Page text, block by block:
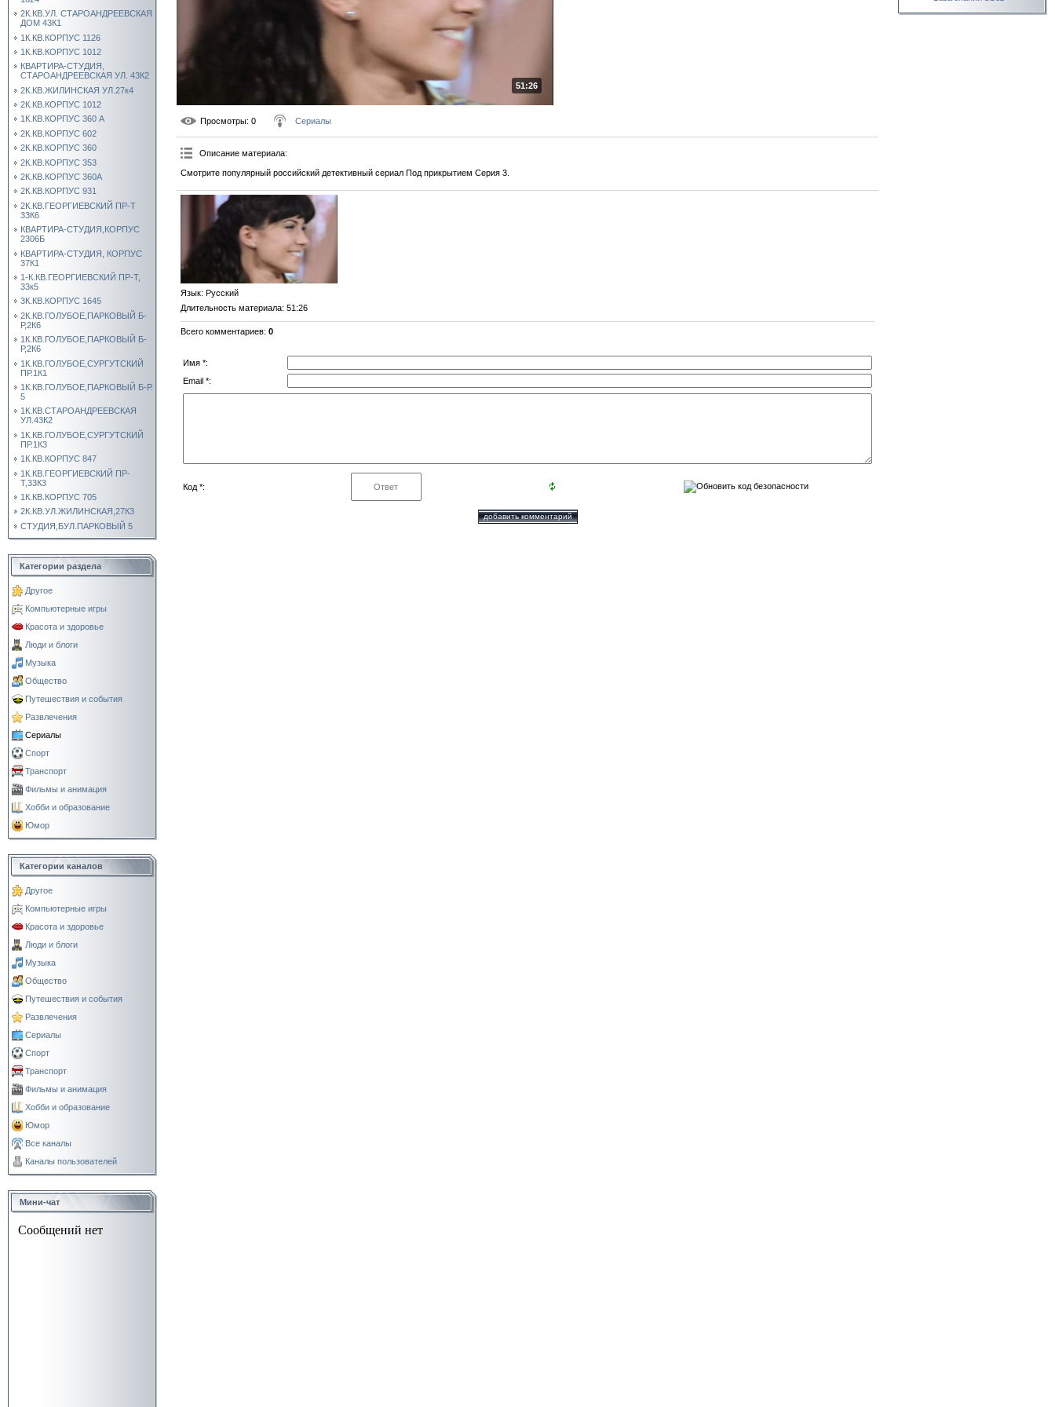
2К.КВ.УЛ. СТАРОАНДРЕЕВСКАЯ
ДОМ 43К1
1К.КВ.КОРПУС 1126
1К.КВ.КОРПУС 1012
КВАРТИРА-СТУДИЯ,
СТАРОАНДРЕЕВСКАЯ УЛ. 43К2
2К.КВ.ЖИЛИНСКАЯ УЛ.27к4
2К.КВ.КОРПУС 1012
1К.КВ.КОРПУС 360 А
2К.КВ.КОРПУС 602
2К.КВ.КОРПУС 360
2К.КВ.КОРПУС 353
2К.КВ.КОРПУС 360А
2К.КВ.КОРПУС 931
2К.КВ.ГЕОРГИЕВСКИЙ ПР-Т
33К6
КВАРТИРА-СТУДИЯ,КОРПУС
2306Б
КВАРТИРА-СТУДИЯ, КОРПУС
37К1
1-К.КВ.ГЕОРГИЕВСКИЙ ПР-Т,
33к5
3К.КВ.КОРПУС 1645
2К.КВ.ГОЛУБОЕ,ПАРКОВЫЙ Б-
Р,2К6
1К.КВ.ГОЛУБОЕ,ПАРКОВЫЙ Б-
Р,2К6
1К.КВ.ГОЛУБОЕ,СУРГУТСКИЙ
ПР.1К1
1К.КВ.ГОЛУБОЕ,ПАРКОВЫЙ Б-Р.
5
1К.КВ.СТАРОАНДРЕЕВСКАЯ
УЛ.43К2
1К.КВ.ГОЛУБОЕ,СУРГУТСКИЙ
ПР.1К3
1К.КВ.КОРПУС 847
1К.КВ.ГЕОРГИЕВСКИЙ ПР-
Т,33К3
1К.КВ.КОРПУС 705
2К.КВ.УЛ.ЖИЛИНСКАЯ,27К3
СТУДИЯ,БУЛ.ПАРКОВЫЙ 5
Категории раздела
Другое
Компьютерные игры
Красота и здоровье
Люди и блоги
Музыка
Общество
Путешествия и события
Развлечения
Сериалы
Спорт
Транспорт
Фильмы и анимация
Хобби и образование
Юмор
Категории каналов
Другое
Компьютерные игры
Красота и здоровье
Люди и блоги
Музыка
Общество
Путешествия и события
Развлечения
Сериалы
Спорт
Транспорт
Фильмы и анимация
Хобби и образование
Юмор
Все каналы
Каналы пользователей
Мини-чат
51:26
Просмотры: 0 Сериалы
Описание материала:
Смотрите популярный российский детективный сериал Под прикрытием Серия 3.
Язык: Русский
Длительность материала: 51:26
Всего комментариев: 0
Имя *:
Email *:
Код *: